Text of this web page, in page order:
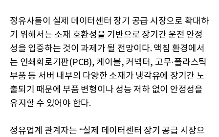
정유사들이 실제 데이터센터 장기 공급 시장으로 확대하
기 위해서는 소재 호환성을 기반으로 장기간 운전 안정
성을 입증하는 것이 과제가 될 전망이다. 액침 환경에서
는 인쇄회로기판(PCB), 케이블, 커넥터, 고무·플라스틱
부품 등 서버 내부의 다양한 소재가 냉각유에 장기간 노
출되기 때문에 부품 변형이나 성능 저하 없이 안정성을
유지할 수 있어야 한다.
정유업계 관계자는 “실제 데이터센터 장기 공급 시장으